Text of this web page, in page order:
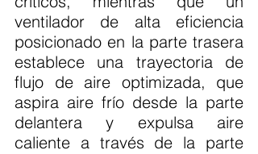
ventilador de alta eficiencia
posicionado en la parte trasera
establece una trayectoria de
flujo de aire optimizada, que
aspira aire frío desde la parte
delantera y expulsa aire
caliente a través de la parte